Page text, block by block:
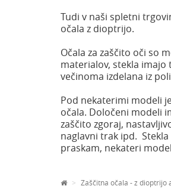
Tudi v naši spletni
očala z dioptrijo.
Očala za zaščito oči so
materialov, stekla
večinoma izdelana iz
Pod nekaterimi modeli
očala. Določeni modeli
zaščito zgoraj,
naglavni trak ipd.
praskam, nekateri
Zaščitna očala - z dioptrijo